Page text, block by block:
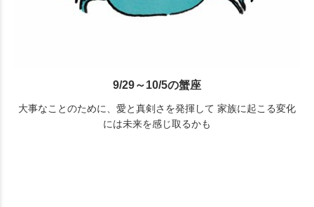
9/29～10/5の蟹座
大事なことのために、愛と真剣さを発揮して 家族に起こる変化
には未来を感じ取るかも